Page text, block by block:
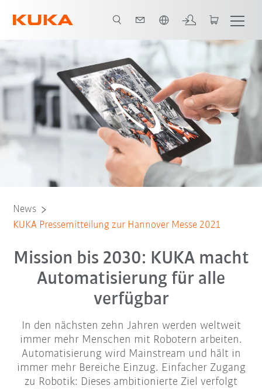
News
KUKA Pressemitteilung zur Hannover Messe 2021
Mission bis 2030: KUKA macht
Automatisierung für alle
verfügbar
In den nächsten zehn Jahren werden weltweit
immer mehr Menschen mit Robotern arbeiten.
Automatisierung wird Mainstream und hält in
immer mehr Bereiche Einzug. Einfacher Zugang
zu Robotik: Dieses ambitionierte Ziel verfolgt